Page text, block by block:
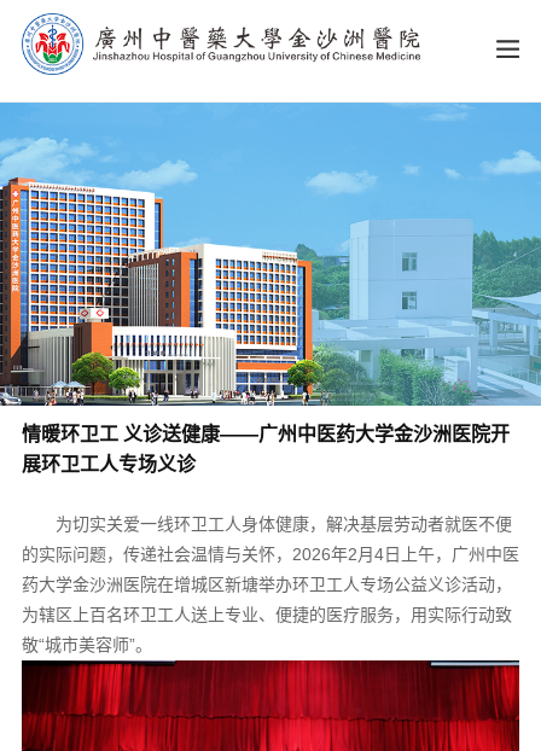
情暖环卫工 义诊送健康——广州中医药大学金沙洲医院开
展环卫工人专场义诊
为切实关爱一线环卫工人身体健康，解决基层劳动者就医不便
的实际问题，传递社会温情与关怀，2026年2月4日上午，广州中医
药大学金沙洲医院在增城区新塘举办环卫工人专场公益义诊活动，
为辖区上百名环卫工人送上专业、便捷的医疗服务，用实际行动致
敬“城市美容师”。